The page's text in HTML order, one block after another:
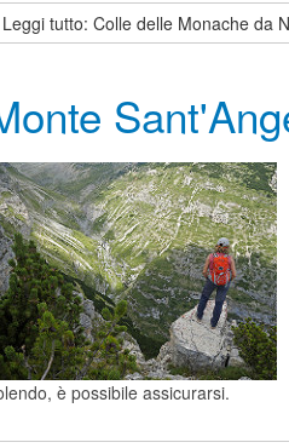
Leggi tutto: Colle delle Monache da
è possibile assicurarsi.